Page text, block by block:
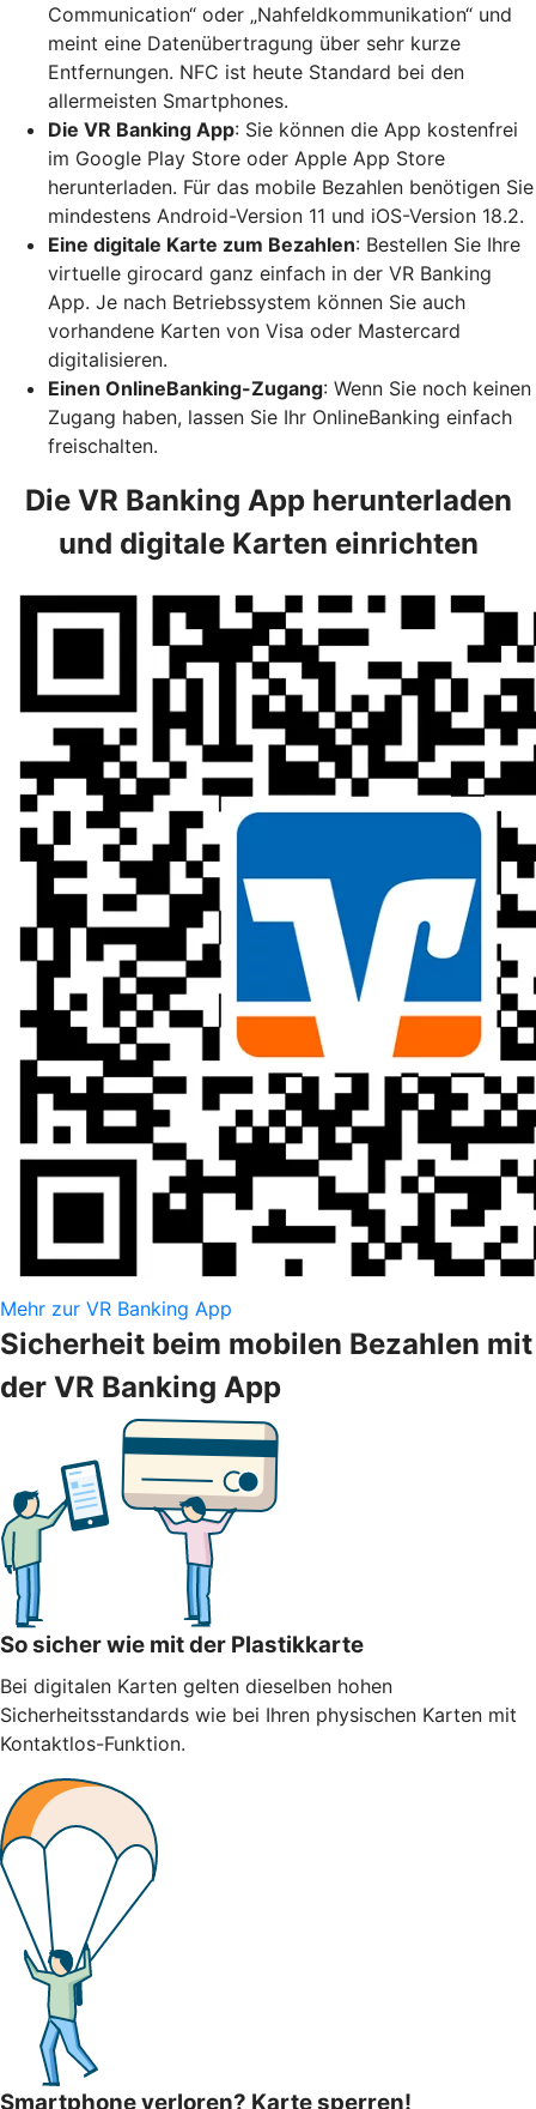
Communication“ oder „Nahfeldkommunikation“ und
meint eine Datenübertragung über sehr kurze
Entfernungen. NFC ist heute Standard bei den
allermeisten Smartphones.
Die VR Banking App: Sie können die App kostenfrei
im Google Play Store oder Apple App Store
herunterladen. Für das mobile Bezahlen benötigen Sie
mindestens Android-Version 11 und iOS-Version 18.2.
Eine digitale Karte zum Bezahlen: Bestellen Sie Ihre
virtuelle girocard ganz einfach in der VR Banking
App. Je nach Betriebssystem können Sie auch
vorhandene Karten von Visa oder Mastercard
digitalisieren.
Einen OnlineBanking-Zugang: Wenn Sie noch keinen
Zugang haben, lassen Sie Ihr OnlineBanking einfach
freischalten.
Die VR Banking App herunterladen
und digitale Karten einrichten
Mehr zur VR Banking App
Sicherheit beim mobilen Bezahlen mit
der VR Banking App
So sicher wie mit der Plastikkarte
Bei digitalen Karten gelten dieselben hohen
Sicherheitsstandards wie bei Ihren physischen Karten mit
Kontaktlos-Funktion.
Smartphone verloren? Karte sperren!